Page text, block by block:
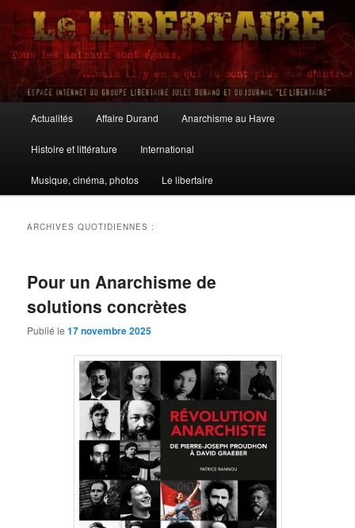
Aller
contenu
principal
Aller
contenu
secondaire
Le Libertaire
principal
Actualités Affaire Durand Anarchisme au Havre
Histoire et littérature International
Musique, cinéma, photos Le libertaire
ARCHIVES QUOTIDIENNES :
Pour un Anarchisme de
solutions concrètes
Publié le17 novembre 2025